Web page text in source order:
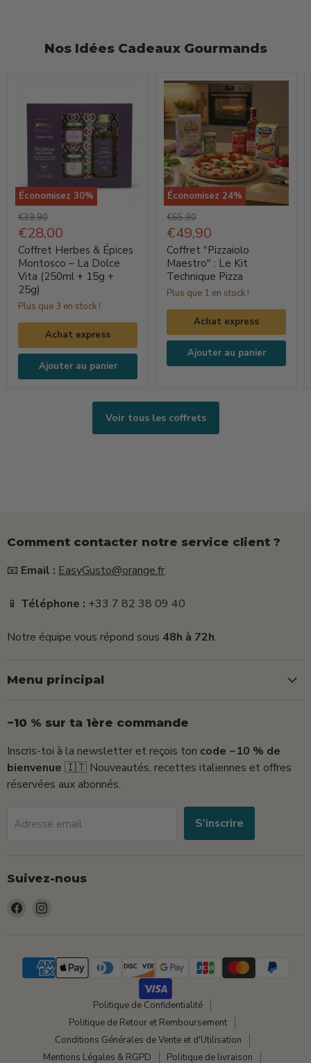
Nos Idées Cadeaux Gourmands
Économisez 30%
Coffret
Herbes
&
Épices
Montosco
–
La
Vita
(250ml
+
Prix
d'origine
€39,90
Prix
actuel
€28,00
Coffret Herbes & Épices
Montosco – La Dolce
Vita (250ml + 15g +
25g)
Plus que 3 en stock !
Achat express
Ajouter au panier
Économisez 24%
Coffret
"Pizzaiolo
Maestro"
Le
Kit
Technique
Pizza
Prix
d'origine
€65,90
Prix
actuel
€49,90
Coffret "Pizzaiolo
Maestro" : Le Kit
Technique Pizza
Plus que 1 en stock !
Achat express
Ajouter au panier
Voir tous les coffrets
Comment contacter notre service client ?
📧 Email : EasyGusto@orange.fr
📱 Téléphone : +33 7 82 38 09 40
Notre équipe vous répond sous 48h à 72h.
Menu principal
−10 % sur ta 1ère commande
Inscris-toi à la newsletter et reçois ton code −10 % de
bienvenue 🇮🇹 Nouveautés, recettes italiennes et offres
réservées aux abonnés.
Adresse email S'inscrire
Suivez-nous
Trouvez-
Politique de Confidentialité
Politique de Retour et Remboursement
Conditions Générales de Vente et d'Utilisation
Mentions Légales & RGPD
Politique de livraison